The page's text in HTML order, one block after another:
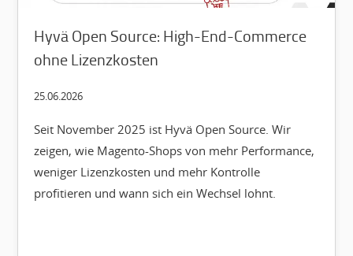
Hyvä Open Source: High-End-Commerce
ohne Lizenzkosten
25.06.2026
Seit November 2025 ist Hyvä Open Source. Wir
zeigen, wie Magento-Shops von mehr Performance,
weniger Lizenzkosten und mehr Kontrolle
profitieren und wann sich ein Wechsel lohnt.